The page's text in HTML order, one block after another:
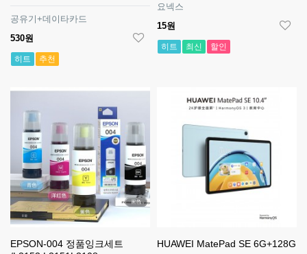
공유기+데이타카드
530원
히트 추천
요넥스
15원
히트 최신 할인
EPSON-004 정품잉크세트
HUAWEI MatePad SE 6G+128G